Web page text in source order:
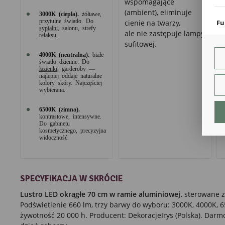
3000K (ciepła).żółtawe,
przytulne światło. Do
sypialni , salonu, strefy
relaksu.
4000K (neutralna).białe
światło dzienne. Do
łazienki , garderoby —
najlepiej oddaje naturalne
kolory skóry. Najczęściej
wybierana.
6500K (zimna).
kontrastowe, intensywne.
Do gabinetu
kosmetycznego, precyzyjna
widoczność.
wspomagające
(ambient), eliminuje
cienie na twarzy,
ale nie zastępuje lampy
sufitowej.
SPECYFIKACJA W SKRÓCIE
Lustro LED okrągłe 70 cm w ramie aluminiowej. sterowane
Podświetlenie 660 lm, trzy barwy do wyboru: 3000K, 4000K,
żywotność 20 000 h. Producent: DekoracjeIrys (Polska).